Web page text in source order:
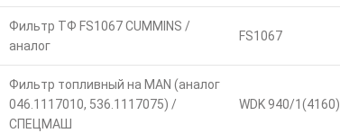
Фильтр ТФ FS1067 CUMMINS /
аналог
FS1067
Фильтр топливный на MAN (аналог
046.1117010, 536.1117075) /
СПЕЦМАШ
WDK 940/1(4160)